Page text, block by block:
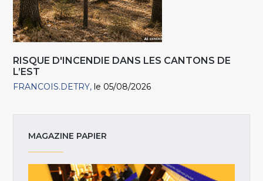
RISQUE D'INCENDIE DANS LES CANTONS DE
L’EST
FRANCOIS.DETRY le 05/08/2026
MAGAZINE PAPIER